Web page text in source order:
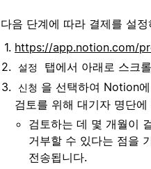
다음 단계에 따라 결제를 설정
https://app.notion.com/
설정 탭에서 아래로 스크
신청 을 선택하여 Notion
검토를 위해 대기자 명단
검토하는 데 몇 개월이
거부할 수 있다는 점을
전송됩니다.